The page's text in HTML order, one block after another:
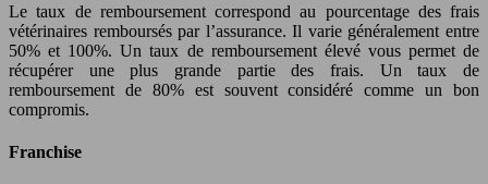
Le taux de remboursement correspond au pourcentage des frais
vétérinaires remboursés par l’assurance. Il varie généralement entre
50% et 100%. Un taux de remboursement élevé vous permet de
récupérer une plus grande partie des frais. Un taux de
remboursement de 80% est souvent considéré comme un bon
compromis.
Franchise